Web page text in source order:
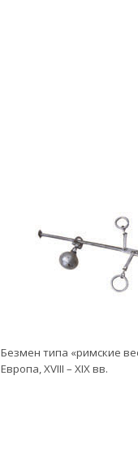
Безмен типа «римские
Европа, XVIII – XIX вв.